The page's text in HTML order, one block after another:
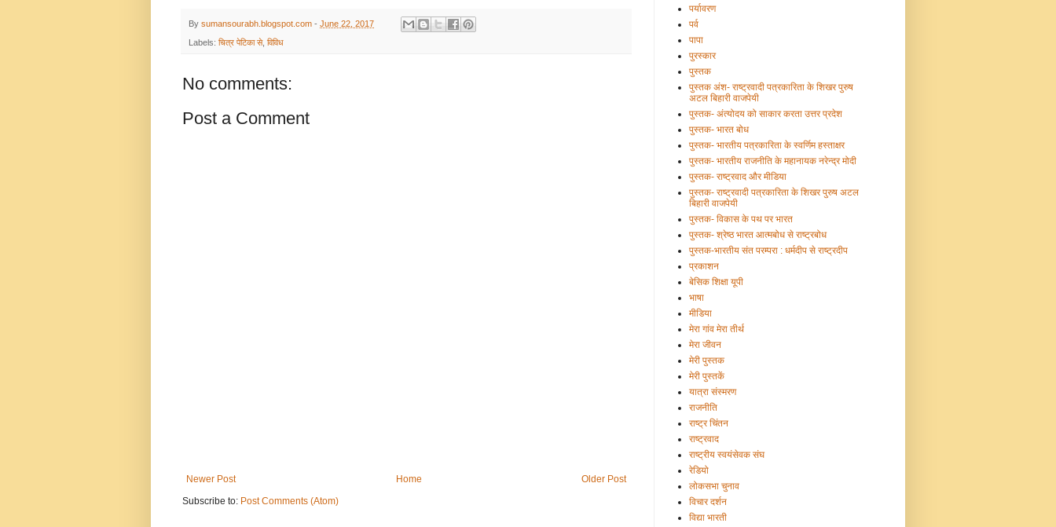
By sumansourabh.blogspot.com - June 22, 2017
Labels: चित्र पेटिका से, विविध
No comments:
Post a Comment
Newer Post Older Post
Home
Subscribe to: Post Comments (Atom)
पर्यावरण
पर्व
पापा
पुरस्कार
पुस्तक
पुस्तक अंश- राष्ट्रवादी पत्रकारिता के शिखर पुरुष
अटल बिहारी वाजपेयी
पुस्तक- अंत्योदय को साकार करता उत्तर प्रदेश
पुस्तक- भारत बोध
पुस्तक- भारतीय पत्रकारिता के स्वर्णिम हस्ताक्षर
पुस्तक- भारतीय राजनीति के महानायक नरेन्द्र मोदी
पुस्तक- राष्ट्रवाद और मीडिया
पुस्तक- राष्ट्रवादी पत्रकारिता के शिखर पुरुष अटल
बिहारी वाजपेयी
पुस्तक- विकास के पथ पर भारत
पुस्तक- श्रेष्ठ भारत आत्मबोध से राष्ट्रबोध
पुस्तक-भारतीय संत परम्परा : धर्मदीप से राष्ट्रदीप
प्रकाशन
बेसिक शिक्षा यूपी
भाषा
मीडिया
मेरा गांव मेरा तीर्थ
मेरा जीवन
मेरी पुस्तक
मेरी पुस्तकें
यात्रा संस्मरण
राजनीति
राष्ट्र चिंतन
राष्ट्रवाद
राष्ट्रीय स्वयंसेवक संघ
रेडियो
लोकसभा चुनाव
विचार दर्शन
विद्या भारती